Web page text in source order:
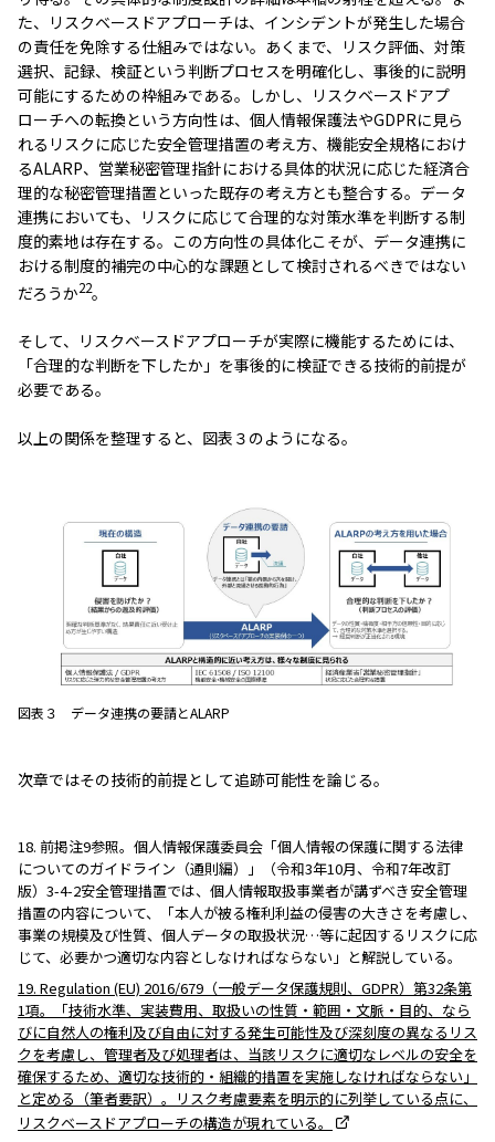
た、リスクベースドアプローチは、インシデントが発生した場合
の責任を免除する仕組みではない。あくまで、リスク評価、対策
選択、記録、検証という判断プロセスを明確化し、事後的に説明
可能にするための枠組みである。しかし、リスクベースドアプ
ローチへの転換という方向性は、個人情報保護法やGDPRに見ら
れるリスクに応じた安全管理措置の考え方、機能安全規格におけ
るALARP、営業秘密管理指針における具体的状況に応じた経済合
理的な秘密管理措置といった既存の考え方とも整合する。データ
連携においても、リスクに応じて合理的な対策水準を判断する制
度的素地は存在する。この方向性の具体化こそが、データ連携に
おける制度的補完の中心的な課題として検討されるべきではない
だろうか22。
そして、リスクベースドアプローチが実際に機能するためには、
「合理的な判断を下したか」を事後的に検証できる技術的前提が
必要である。
以上の関係を整理すると、図表３のようになる。
図表３ データ連携の要請とALARP
次章ではその技術的前提として追跡可能性を論じる。
18. 前掲注9参照。個人情報保護委員会「個人情報の保護に関する法律
についてのガイドライン（通則編）」（令和3年10月、令和7年改訂
版）3-4-2安全管理措置では、個人情報取扱事業者が講ずべき安全管理
措置の内容について、「本人が被る権利利益の侵害の大きさを考慮し、
事業の規模及び性質、個人データの取扱状況…等に起因するリスクに応
じて、必要かつ適切な内容としなければならない」と解説している。
19. Regulation (EU) 2016/679（一般データ保護規則、GDPR）第32条第
1項。「技術水準、実装費用、取扱いの性質・範囲・文脈・目的、なら
びに自然人の権利及び自由に対する発生可能性及び深刻度の異なるリス
クを考慮し、管理者及び処理者は、当該リスクに適切なレベルの安全を
確保するため、適切な技術的・組織的措置を実施しなければならない」
と定める（筆者要訳）。リスク考慮要素を明示的に列挙している点に、
リスクベースドアプローチの構造が現れている。